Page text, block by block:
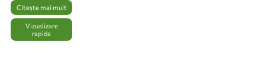
Citește mai mult
Vizualizare
rapida